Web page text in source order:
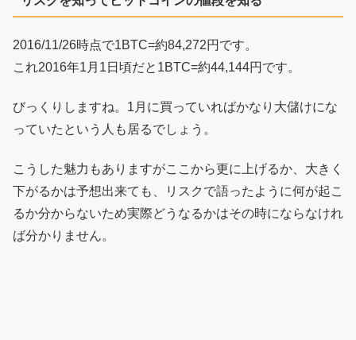
2016/11/26時点で1BTC=約84,272円です。
これ2016年1月1日頃だと1BTC=約44,144円です。
びっくりしますね。1月に買っていればかなり大儲けにな
っていたという人も居るでしょう。
こうした魅力もありますがここから更に上げるか、大きく
下がるかは予想出来ても、リスクで語ったように何が起こ
るか分からないため実際どうなるかはその時にならなけれ
ば分かりません。